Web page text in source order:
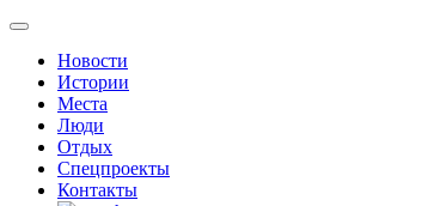
Новости
Истории
Места
Люди
Отдых
Спецпроекты
Контакты